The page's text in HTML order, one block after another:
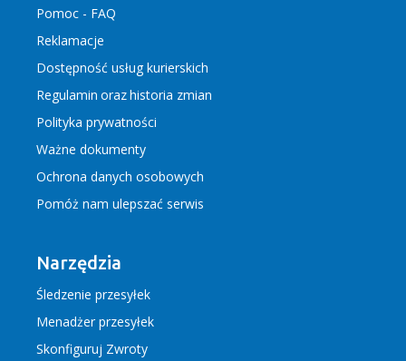
Pomoc - FAQ
Reklamacje
Dostępność usług kurierskich
Regulamin orazhistoria zmian
Polityka prywatności
Ważne dokumenty
Ochrona danych osobowych
Pomóż nam ulepszać serwis
Narzędzia
Śledzenie przesyłek
Menadżer przesyłek
Skonfiguruj Zwroty